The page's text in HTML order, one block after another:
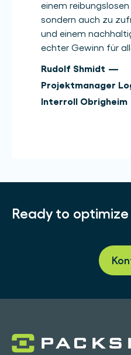
einem
sondern auch zu
und einem
echter Gewinn für
Rudolf Shmidt —
Projektmanager
Interroll Obrigheim
Ready to